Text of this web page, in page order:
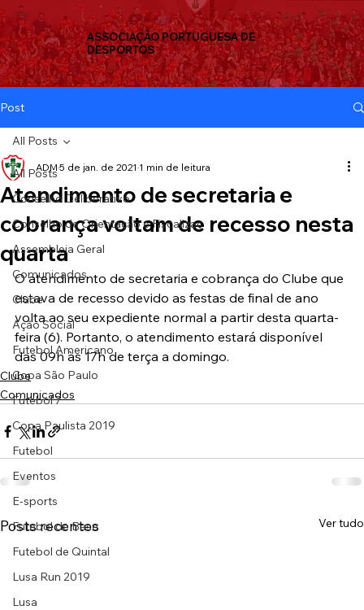
ASSOCIAÇÃO PORTUGUESA DE
DESPORTOS
Post
All Posts
Conselho Deliberativo
Conselho de Orientação e Fiscalizaç
Assembleia Geral
Comunicados
Clube
Ação Social
Futebol Americano
Copa São Paulo
Futebol 7
Copa Paulista 2019
Futebol
Eventos
E-sports
Futebol de Base
Futebol de Quintal
Lusa Run 2019
Lusa
All Posts
Atendimento de secretaria e
cobrança voltam de recesso nesta
quarta
ADM 5 de jan. de 2021 1 min de leitura
O atendimento de secretaria e cobrança do Clube que
estava de recesso devido as festas de final de ano
volta ao seu expediente normal a partir desta quarta-
feira (6). Portanto, o atendimento estará disponível
das 09h às 17h de terça a domingo.
Clube
Comunicados
Posts recentes Ver tudo